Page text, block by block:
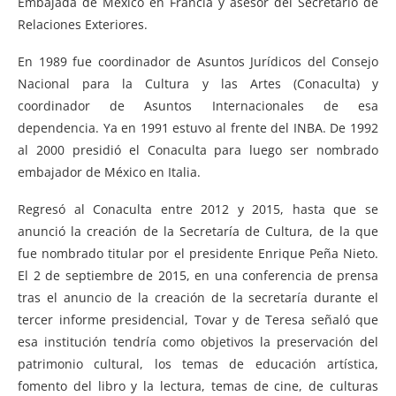
Relaciones Exteriores.
En 1989 fue coordinador de Asuntos Jurídicos del Consejo
Nacional para la Cultura y las Artes (Conaculta) y
coordinador de Asuntos Internacionales de esa
dependencia. Ya en 1991 estuvo al frente del INBA. De 1992
al 2000 presidió el Conaculta para luego ser nombrado
embajador de México en Italia.
Regresó al Conaculta entre 2012 y 2015, hasta que se
anunció la creación de la Secretaría de Cultura, de la que
fue nombrado titular por el presidente Enrique Peña Nieto.
El 2 de septiembre de 2015, en una conferencia de prensa
tras el anuncio de la creación de la secretaría durante el
tercer informe presidencial, Tovar y de Teresa señaló que
esa institución tendría como objetivos la preservación del
patrimonio cultural, los temas de educación artística,
fomento del libro y la lectura, temas de cine, de culturas